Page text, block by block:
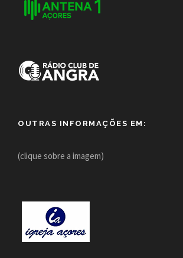
OUTRAS INFORMAÇÕES EM:
(clique sobre a imagem)